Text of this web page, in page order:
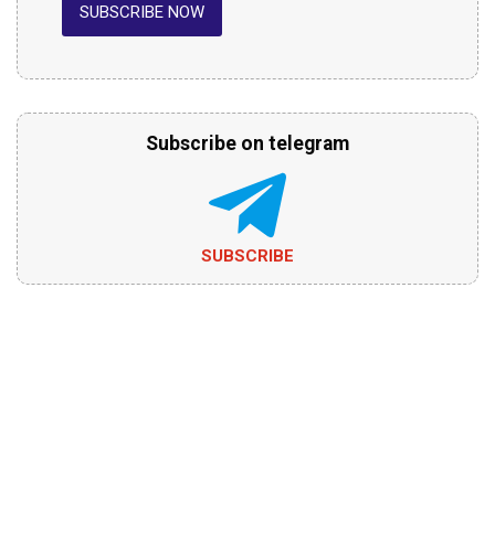
SUBSCRIBE NOW
Subscribe on telegram
SUBSCRIBE